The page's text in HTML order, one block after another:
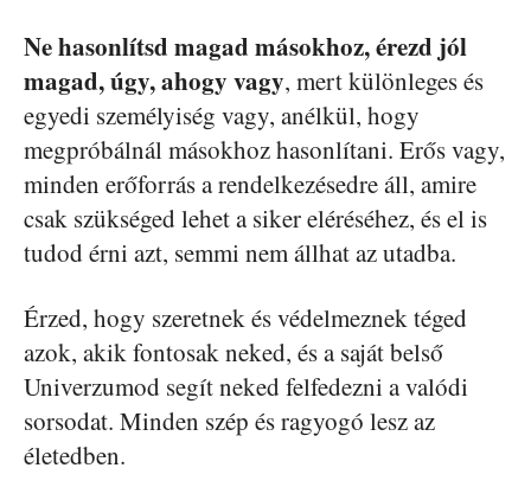
Ne hasonlítsd magad másokhoz, érezd jól
magad, úgy, ahogy vagy, mert különleges és
egyedi személyiség vagy, anélkül, hogy
megpróbálnál másokhoz hasonlítani. Erős vagy,
minden erőforrás a rendelkezésedre áll, amire
csak szükséged lehet a siker eléréséhez, és el is
tudod érni azt, semmi nem állhat az utadba.
Érzed, hogy szeretnek és védelmeznek téged
azok, akik fontosak neked, és a saját belső
Univerzumod segít neked felfedezni a valódi
sorsodat. Minden szép és ragyogó lesz az
életedben.